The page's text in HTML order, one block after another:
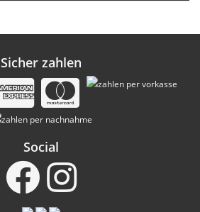
Sicher zahlen
Social